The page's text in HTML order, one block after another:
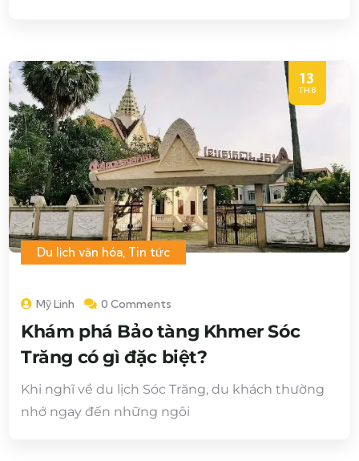
13
TH8
Du lịch văn hóa, Tin tức
Mỹ Linh 0 Comments
Khám phá Bảo tàng Khmer Sóc
Trăng có gì đặc biệt?
Khi nghĩ về du lịch Sóc Trăng, du khách thường
nhớ ngay đến những ngôi